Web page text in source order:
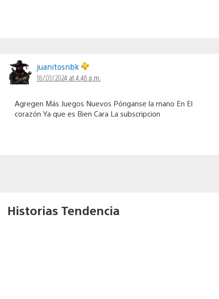
juanitosnbk
18/03/2024 at 4:48 p.m.
Agregen Más Juegos Nuevos Pónganse la mano En El
corazón Ya que es Bien Cara La subscripcion
Historias Tendencia